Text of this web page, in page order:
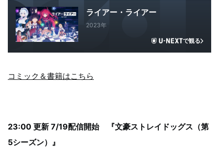
ライアー・ライアー
2023年
で観る
コミック＆書籍はこちら
23:00 更新 7/19配信開始 『文豪ストレイドッグス（第
5シーズン）』